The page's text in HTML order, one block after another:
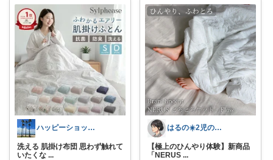
ハッピーショッパー77
洗える 肌掛け布団 思わず触れて
いたくな ...
はるの☀️2児のママ𓂃◌𓈒𓐍
【極上のひんやり体験】新商品
「NERUS ...